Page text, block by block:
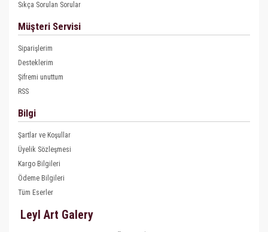
Sıkça Sorulan Sorular
Müşteri Servisi
Siparişlerim
Desteklerim
Şifremi unuttum
RSS
Bilgi
Şartlar ve Koşullar
Üyelik Sözleşmesi
Kargo Bilgileri
Ödeme Bilgileri
Tüm Eserler
Leyl Art Galery